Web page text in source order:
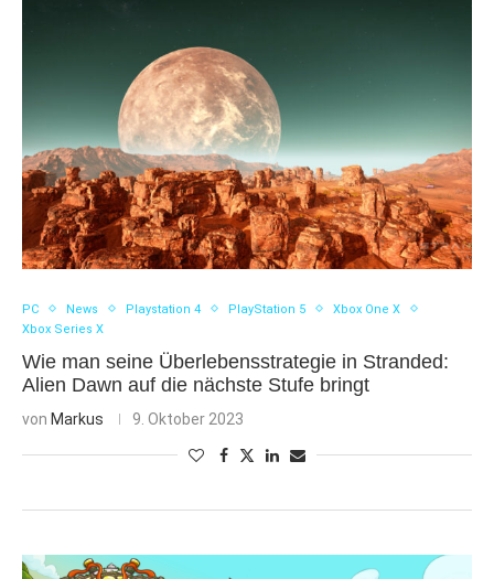
PC News Playstation 4 PlayStation 5
Xbox One X
Xbox Series X
Wie man seine Überlebensstrategie in Stranded:
Alien Dawn auf die nächste Stufe bringt
von Markus 9. Oktober 2023